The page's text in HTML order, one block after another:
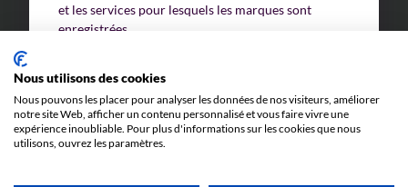
et les services pour lesquels les marques sont
enregistrées.
édition est publiée chaque année et entre en
vigueur le 1er janvier.
Nous utilisons des cookies
Nous pouvons les placer pour analyser les données de nos visiteurs, améliorer
notre site Web, afficher un contenu personnalisé et vous faire vivre une
expérience inoubliable. Pour plus d'informations sur les cookies que nous
utilisons, ouvrez les paramètres.